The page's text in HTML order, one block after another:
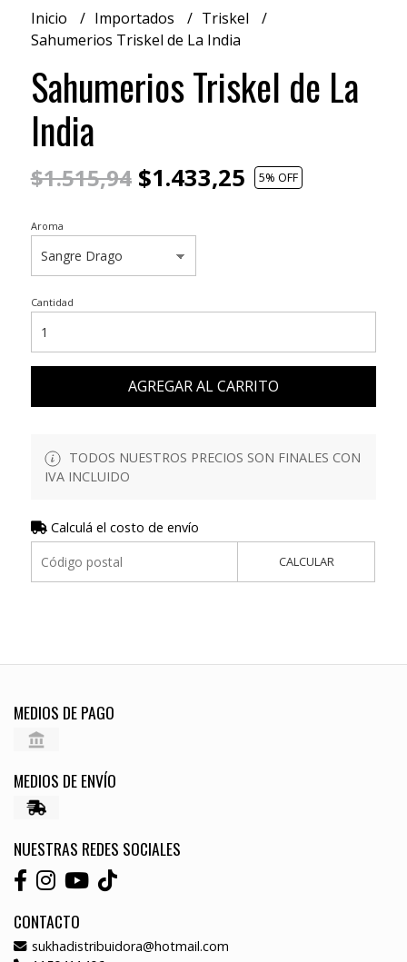
Inicio Importados
Triskel
Sahumerios Triskel de La India
Sahumerios Triskel de La
India
$1.515,94$1.433,25 5% OFF
Aroma
Cantidad
AGREGAR AL CARRITO
TODOS NUESTROS PRECIOS SON FINALES CON
IVA INCLUIDO
Calculá el costo de envío
CALCULAR
MEDIOS DE PAGO
MEDIOS DE ENVÍO
NUESTRAS REDES SOCIALES
CONTACTO
sukhadistribuidora@hotmail.com